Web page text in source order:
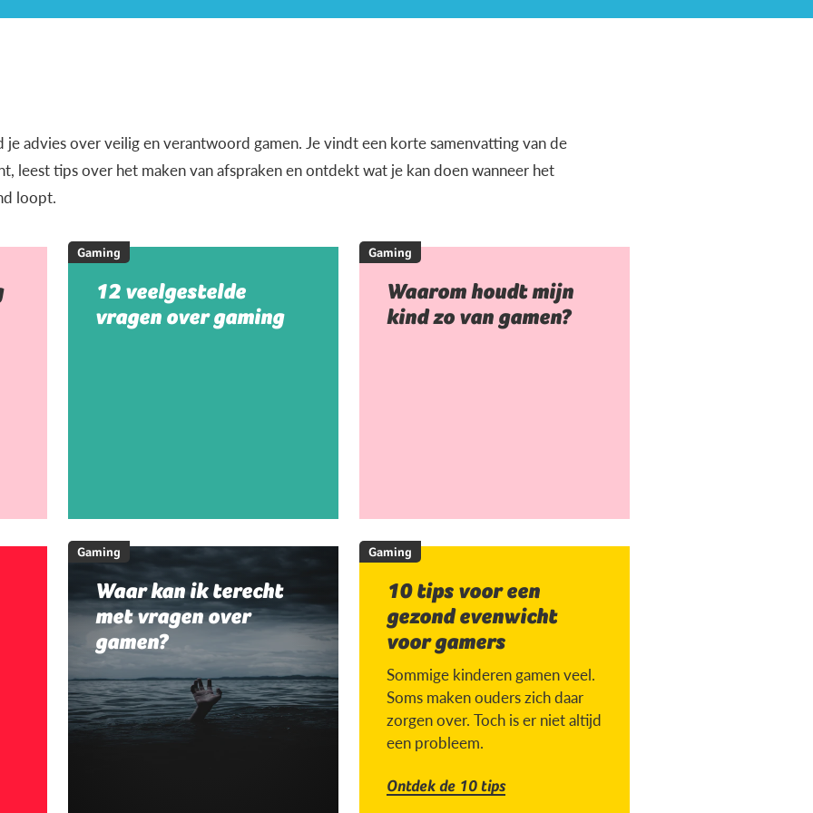
je advies over veilig en verantwoord gamen. Je vindt een korte samenvatting van de
leest tips over het maken van afspraken en ontdekt wat je kan doen wanneer het
loopt.
Gaming
12 veelgestelde
vragen over gaming
Gaming
Waarom houdt mijn
kind zo van gamen?
Gaming
Waar kan ik terecht
met vragen over
gamen?
Gaming
10 tips voor een
gezond evenwicht
voor gamers
Sommige kinderen gamen veel.
Soms maken ouders zich daar
zorgen over. Toch is er niet altijd
een probleem.
Ontdek de 10 tips